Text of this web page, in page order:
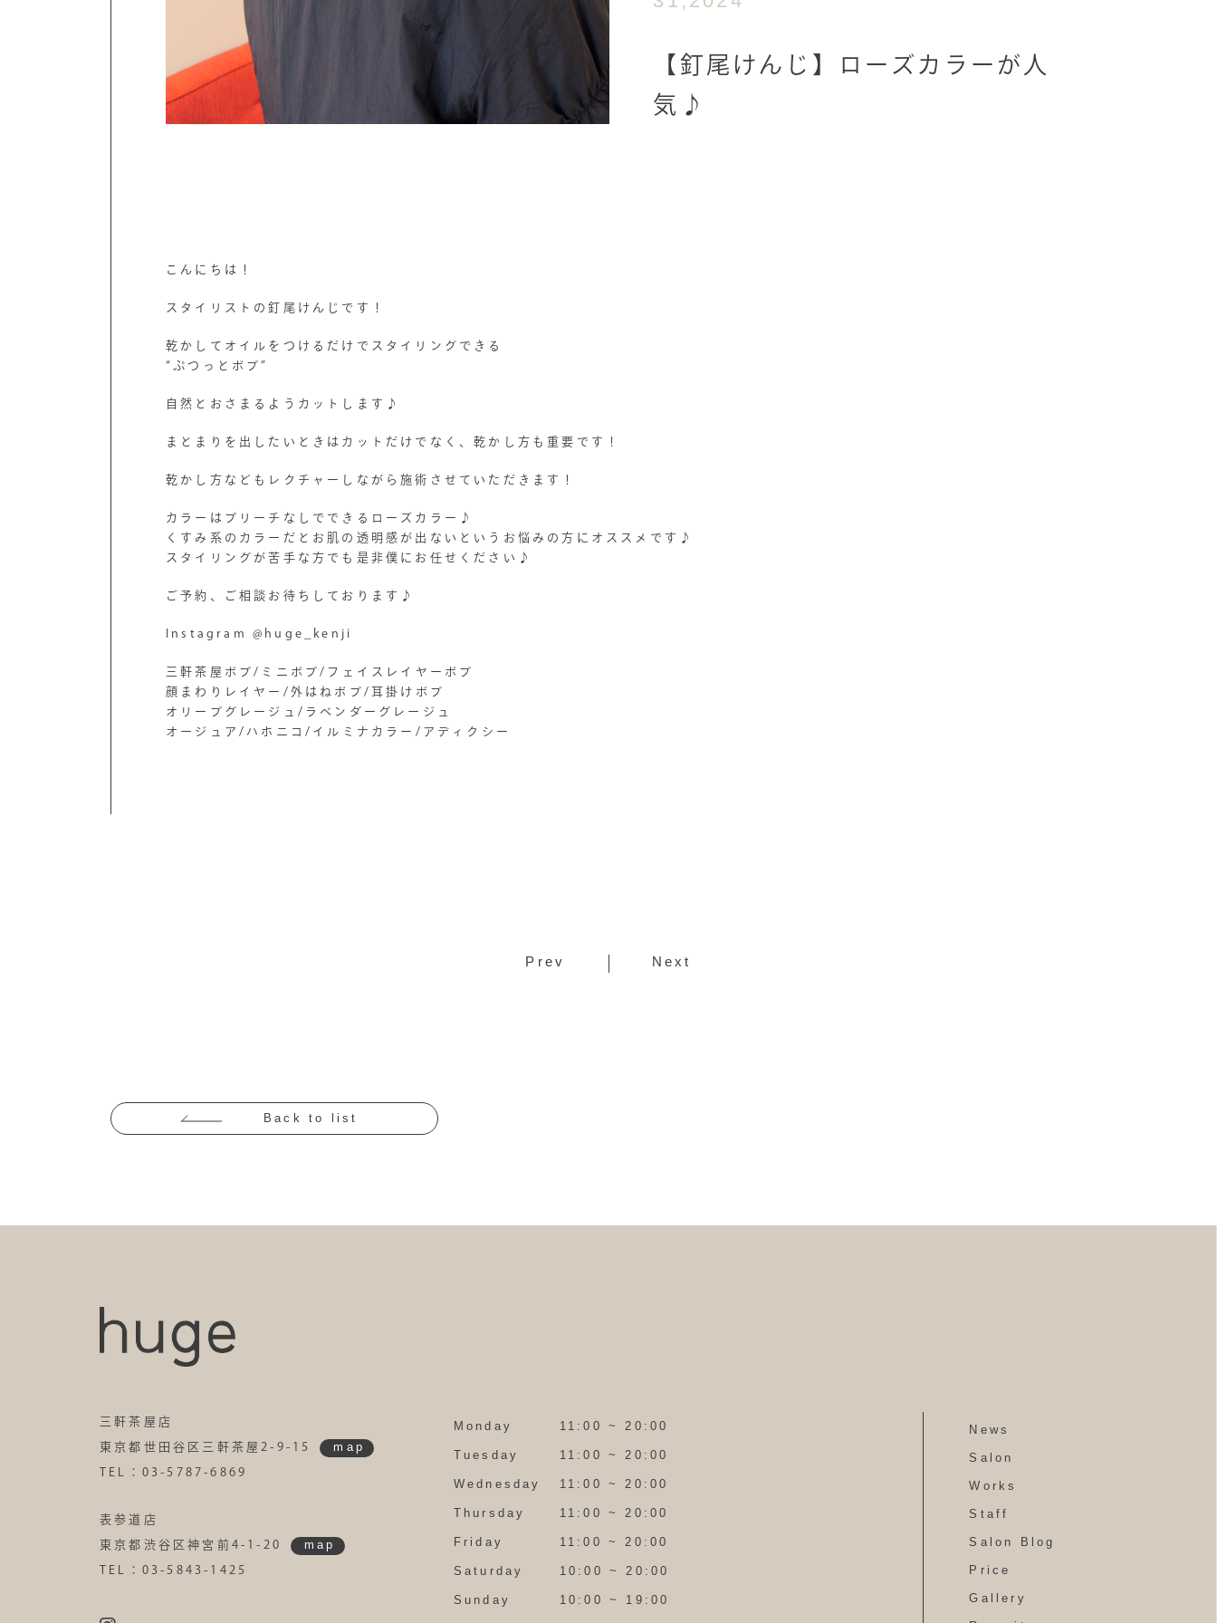
【釘尾けんじ】ローズカラーが人
気♪
こんにちは！
スタイリストの釘尾けんじです！
乾かしてオイルをつけるだけでスタイリングできる
“ぷつっとボブ”
自然とおさまるようカットします♪
まとまりを出したいときはカットだけでなく、乾かし方も重要です！
乾かし方などもレクチャーしながら施術させていただきます！
カラーはブリーチなしでできるローズカラー♪
くすみ系のカラーだとお肌の透明感が出ないというお悩みの方にオススメです♪
スタイリングが苦手な方でも是非僕にお任せください♪
ご予約、ご相談お待ちしております♪
Instagram @huge_kenji
三軒茶屋ボブ/ミニボブ/フェイスレイヤーボブ
顔まわりレイヤー/外はねボブ/耳掛けボブ
オリーブグレージュ/ラベンダーグレージュ
オージュア/ハホニコ/イルミナカラー/アディクシー
Prev Next
Back to list
三軒茶屋店
東京都世田谷区三軒茶屋2-9-15 map
TEL：03-5787-6869
表参道店
東京都渋谷区神宮前4-1-20 map
TEL：03-5843-1425
Monday 11:00 ~ 20:00
Tuesday 11:00 ~ 20:00
Wednesday 11:00 ~ 20:00
Thursday 11:00 ~ 20:00
Friday 11:00 ~ 20:00
Saturday 10:00 ~ 20:00
Sunday 10:00 ~ 19:00
News
Salon
Works
Staff
Salon Blog
Price
Gallery